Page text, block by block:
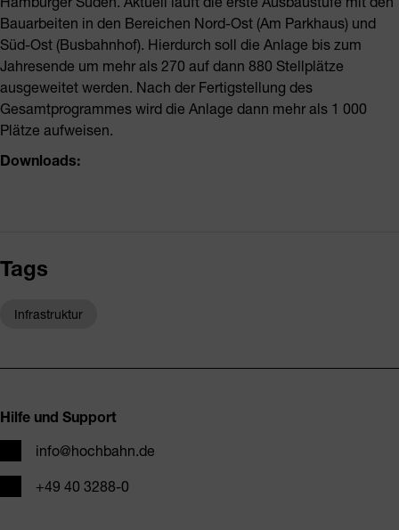
Bauarbeiten in den Bereichen Nord-Ost (Am Parkhaus) und
Süd-Ost (Busbahnhof). Hierdurch soll die Anlage bis zum
Jahresende um mehr als 270 auf dann 880 Stellplätze
ausgeweitet werden. Nach der Fertigstellung des
Gesamtprogrammes wird die Anlage dann mehr als 1 000
Plätze aufweisen.
Downloads:
Tags
Infrastruktur
Hilfe und Support
E-Mailinfo@hochbahn.de
Telefon+49 40 3288-0